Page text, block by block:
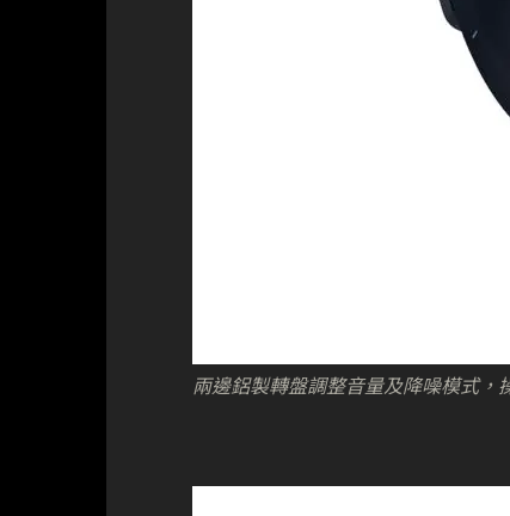
兩邊鋁製轉盤調整音量及降噪模式，